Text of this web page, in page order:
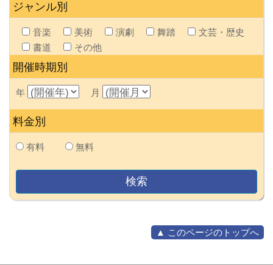
ジャンル別
音楽 美術 演劇 舞踏
文芸・歴史
書道
その他
開催時期別
年 月
料金別
有料 無料
▲ このページのトップへ